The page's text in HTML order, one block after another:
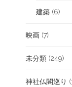
建築 (6)
映画 (7)
未分類 (249)
神社仏閣巡り